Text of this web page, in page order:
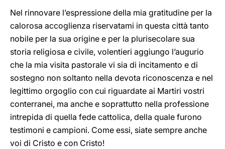
Nel rinnovare l’espressione della mia gratitudine per la
calorosa accoglienza riservatami in questa città tanto
nobile per la sua origine e per la plurisecolare sua
storia religiosa e civile, volentieri aggiungo l’augurio
che la mia visita pastorale vi sia di incitamento e di
sostegno non soltanto nella devota riconoscenza e nel
legittimo orgoglio con cui riguardate ai Martiri vostri
conterranei, ma anche e soprattutto nella professione
intrepida di quella fede cattolica, della quale furono
testimoni e campioni. Come essi, siate sempre anche
voi di Cristo e con Cristo!